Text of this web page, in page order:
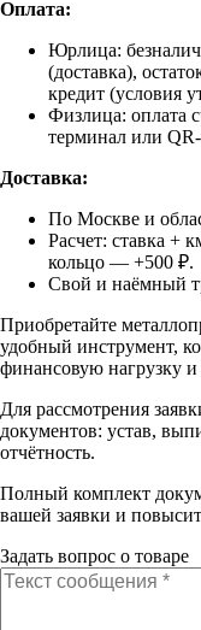
Оплата:
Юрлица:
(доставка),
кредит (условия
Физлица: оплата
терминал или
Доставка:
По Москве и
Расчет: ставка
кольцо — +500 ₽.
Свой и наёмный
Приобретайте
удобный инструмент,
финансовую нагрузку и
Для рассмотрения
документов: устав,
отчётность.
Полный комплект
вашей заявки и
Задать вопрос о товаре